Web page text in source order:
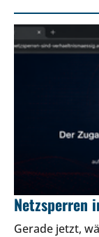
Netzsperren
Gerade jetzt,